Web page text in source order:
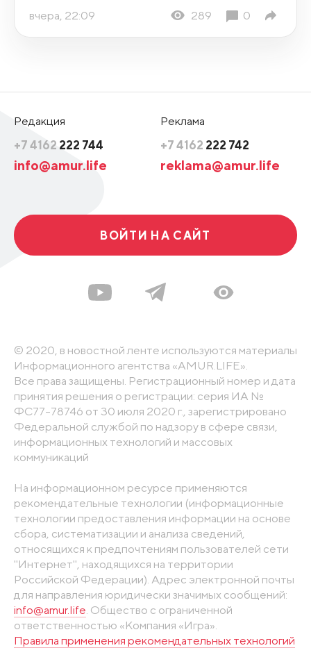
вчера, 22:09 289 0
Редакция
+7 4162 222 744
info@amur.life
Реклама
+7 4162 222 742
reklama@amur.life
ВОЙТИ НА САЙТ
© 2020, в новостной ленте используются материалы
Информационного агентства «AMUR.LIFE».
Все права защищены. Регистрационный номер и дата
принятия решения о регистрации: серия ИА №
ФС77-78746 от 30 июля 2020 г., зарегистрировано
Федеральной службой по надзору в сфере связи,
информационных технологий и массовых
коммуникаций
На информационном ресурсе применяются
рекомендательные технологии (информационные
технологии предоставления информации на основе
сбора, систематизации и анализа сведений,
относящихся к предпочтениям пользователей сети
"Интернет", находящихся на территории
Российской Федерации). Адрес электронной почты
для направления юридически значимых сообщений:
info@amur.life . Общество с ограниченной
ответственностью «Компания «Игра».
Правила применения рекомендательных технологий